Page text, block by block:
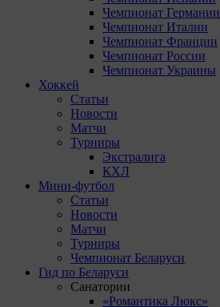
Чемпионат Германии
Чемпионат Италии
Чемпионат Франции
Чемпионат России
Чемпионат Украины
Хоккей
Статьи
Новости
Матчи
Турниры
Экстралига
КХЛ
Мини-футбол
Статьи
Новости
Матчи
Турниры
Чемпионат Беларуси
Гид по Беларуси
Санатории
«Романтика Люкс»